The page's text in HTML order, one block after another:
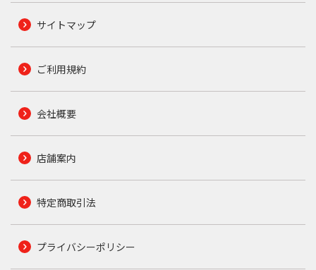
サイトマップ
ご利用規約
会社概要
店舗案内
特定商取引法
プライバシーポリシー